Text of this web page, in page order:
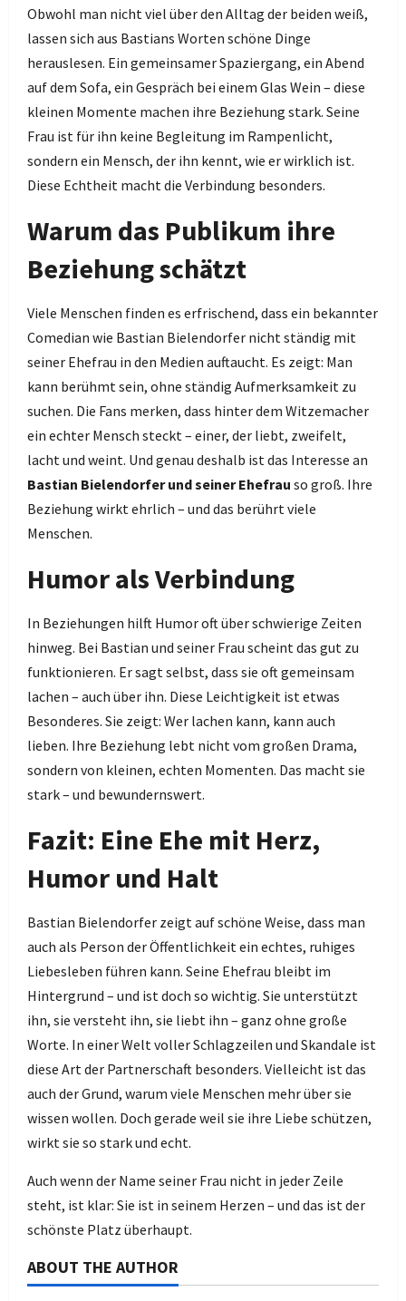
Obwohl man nicht viel über den Alltag der beiden weiß,
lassen sich aus Bastians Worten schöne Dinge
herauslesen. Ein gemeinsamer Spaziergang, ein Abend
auf dem Sofa, ein Gespräch bei einem Glas Wein – diese
kleinen Momente machen ihre Beziehung stark. Seine
Frau ist für ihn keine Begleitung im Rampenlicht,
sondern ein Mensch, der ihn kennt, wie er wirklich ist.
Diese Echtheit macht die Verbindung besonders.
Warum das Publikum ihre
Beziehung schätzt
Viele Menschen finden es erfrischend, dass ein bekannter
Comedian wie Bastian Bielendorfer nicht ständig mit
seiner Ehefrau in den Medien auftaucht. Es zeigt: Man
kann berühmt sein, ohne ständig Aufmerksamkeit zu
suchen. Die Fans merken, dass hinter dem Witzemacher
ein echter Mensch steckt – einer, der liebt, zweifelt,
lacht und weint. Und genau deshalb ist das Interesse an
Bastian Bielendorfer und seiner Ehefrau so groß. Ihre
Beziehung wirkt ehrlich – und das berührt viele
Menschen.
Humor als Verbindung
In Beziehungen hilft Humor oft über schwierige Zeiten
hinweg. Bei Bastian und seiner Frau scheint das gut zu
funktionieren. Er sagt selbst, dass sie oft gemeinsam
lachen – auch über ihn. Diese Leichtigkeit ist etwas
Besonderes. Sie zeigt: Wer lachen kann, kann auch
lieben. Ihre Beziehung lebt nicht vom großen Drama,
sondern von kleinen, echten Momenten. Das macht sie
stark – und bewundernswert.
Fazit: Eine Ehe mit Herz,
Humor und Halt
Bastian Bielendorfer zeigt auf schöne Weise, dass man
auch als Person der Öffentlichkeit ein echtes, ruhiges
Liebesleben führen kann. Seine Ehefrau bleibt im
Hintergrund – und ist doch so wichtig. Sie unterstützt
ihn, sie versteht ihn, sie liebt ihn – ganz ohne große
Worte. In einer Welt voller Schlagzeilen und Skandale ist
diese Art der Partnerschaft besonders. Vielleicht ist das
auch der Grund, warum viele Menschen mehr über sie
wissen wollen. Doch gerade weil sie ihre Liebe schützen,
wirkt sie so stark und echt.
Auch wenn der Name seiner Frau nicht in jeder Zeile
steht, ist klar: Sie ist in seinem Herzen – und das ist der
schönste Platz überhaupt.
ABOUT THE AUTHOR